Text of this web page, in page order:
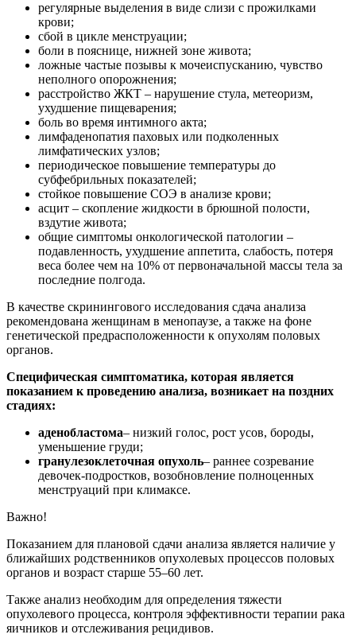
регулярные выделения в виде слизи с прожилками
крови;
сбой в цикле менструации;
боли в пояснице, нижней зоне живота;
ложные частые позывы к мочеиспусканию, чувство
неполного опорожнения;
расстройство ЖКТ – нарушение стула, метеоризм,
ухудшение пищеварения;
боль во время интимного акта;
лимфаденопатия паховых или подколенных
лимфатических узлов;
периодическое повышение температуры до
субфебрильных показателей;
стойкое повышение СОЭ в анализе крови;
асцит – скопление жидкости в брюшной полости,
вздутие живота;
общие симптомы онкологической патологии –
подавленность, ухудшение аппетита, слабость, потеря
веса более чем на 10% от первоначальной массы тела за
последние полгода.
В качестве скринингового исследования сдача анализа
рекомендована женщинам в менопаузе, а также на фоне
генетической предрасположенности к опухолям половых
органов.
Специфическая симптоматика, которая является
показанием к проведению анализа, возникает на поздних
стадиях:
аденобластома– низкий голос, рост усов, бороды,
уменьшение груди;
гранулезоклеточная опухоль– раннее созревание
девочек-подростков, возобновление полноценных
менструаций при климаксе.
Важно!
Показанием для плановой сдачи анализа является наличие у
ближайших родственников опухолевых процессов половых
органов и возраст старше 55–60 лет.
Также анализ необходим для определения тяжести
опухолевого процесса, контроля эффективности терапии рака
яичников и отслеживания рецидивов.